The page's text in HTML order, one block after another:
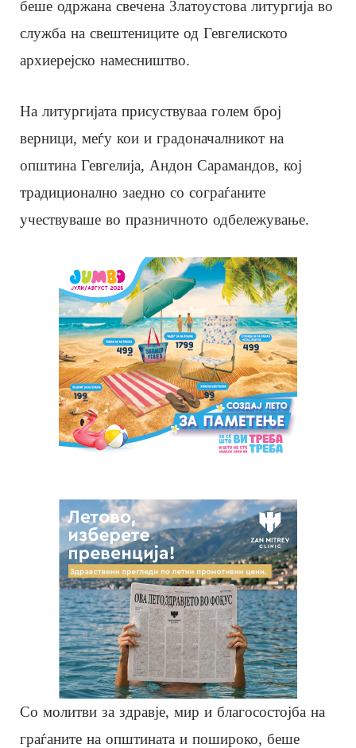
беше одржана свечена Златоустова литургија во
служба на свештениците од Гевгелиското
архиерејско намесништво.
На литургијата присуствуваа голем број
верници, меѓу кои и градоначалникот на
општина Гевгелија, Андон Сарамандов, кој
традиционално заедно со сограѓаните
учествуваше во празничното одбележување.
Со молитви за здравје, мир и благосостојба на
граѓаните на општината и пошироко, беше